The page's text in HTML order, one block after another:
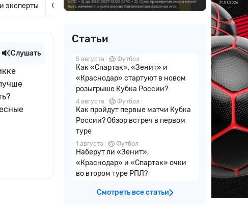
эксперты Ставки дня Актуальные новости Комментарии
Слушать
Статьи
5 августа Футбол
Как «Спартак», «Зенит» и
«Краснодар» стартуют в новом
розыгрыше Кубка России?
4 августа Футбол
Как пройдут первые матчи Кубка
России? Обзор встреч в первом
туре
1 августа Футбол
Наберут ли «Зенит»,
«Краснодар» и «Спартак» очки
во втором туре РПЛ?
Смотреть все статьи